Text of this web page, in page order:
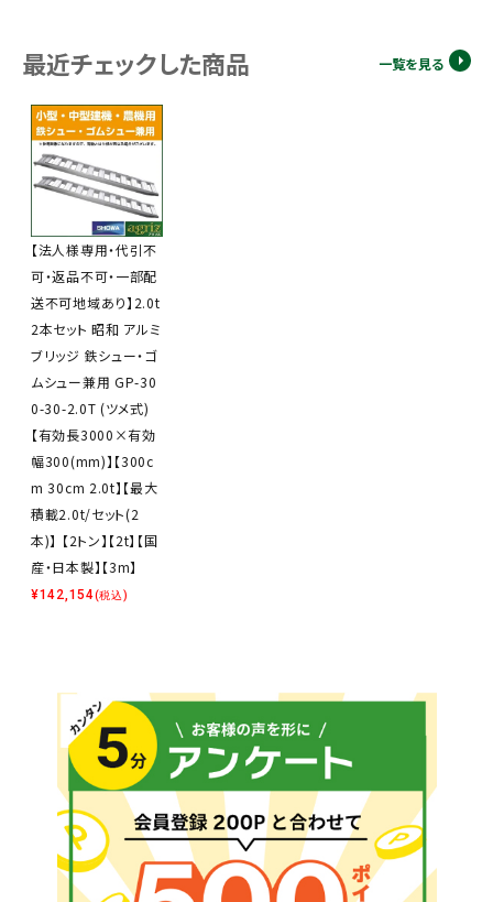
最近チェックした商品 一覧を見る
【法人様専用・代引不
可・返品不可・一部配
送不可地域あり】2.0t
2本セット 昭和 アルミ
ブリッジ 鉄シュー・ゴ
ムシュー兼用 GP-30
0-30-2.0T (ツメ式)
【有効長3000×有効
幅300(mm)】【300c
m 30cm 2.0t】【最大
積載2.0t/セット(2
本)】 【2トン】【2t】【国
産・日本製】【3m】
¥142,154(税込)